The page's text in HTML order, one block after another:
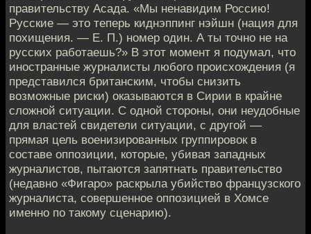
правительству Асада. «Мы ненавидим Россию!
Русские — это теперь киднэппинг нэйшн (нация для
похищения. — Е. П.) номер один. А ты точно не на
русских работаешь?» В этот момент я подумал, что
иностранные журналисты любого происхождения (я
представился британским, чтобы снизить
возможные риски) оказываются в Сирии в крайне
сложной ситуации. С одной стороны, они неудобные
для властей свидетели ситуации, с другой —
прямая цель военизированных группировок в
составе оппозиции, которые, убивая западных
журналистов, пытаются запятнать правительство
(недавно «Фигаро» раскрыла убийство французского
журналиста, совершенное оппозицией в Хомсе
именно по такому сценарию).